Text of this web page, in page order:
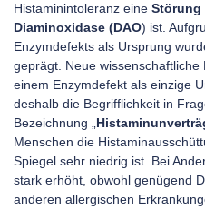
Histaminintoleranz eine Störung
Diaminoxidase (DAO) ist.
Enzymdefekts als Ursprung
geprägt. Neue
einem Enzymdefekt als einzige
deshalb die Begrifflichkeit in
Bezeichnung „
Menschen die
Spiegel sehr niedrig ist. Bei
stark erhöht, obwohl genügend
anderen allergischen